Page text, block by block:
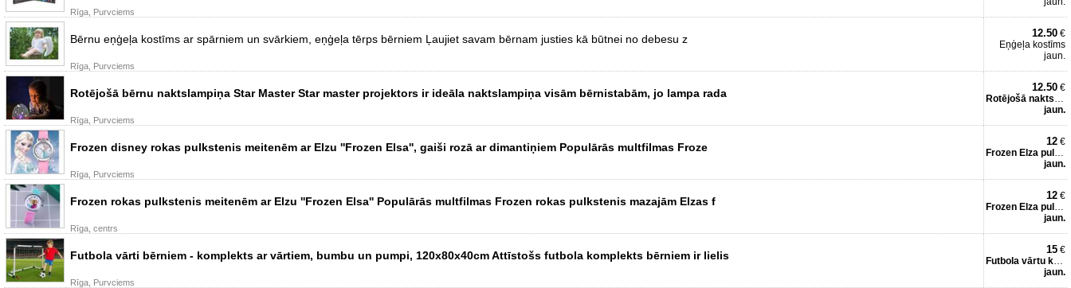
Rīga, Purvciems
Bērnu eņģeļa kostīms ar spārniem un svārkiem, eņģeļa tērps bērniem Ļaujiet savam bērnam justies kā būtnei no debesu z
Rīga, Purvciems
12.50 €
Eņģeļa kostīms
jaun.
Rotējošā bērnu naktslampiņa Star Master Star master projektors ir ideāla naktslampiņa visām bērnistabām, jo lampa rada
Rīga, Purvciems
12.50 €
Rotējošā naktslampiņa
jaun.
Frozen disney rokas pulkstenis meitenēm ar Elzu ''Frozen Elsa'', gaiši rozā ar dimantiņiem Populārās multfilmas Froze
Rīga, Purvciems
12 €
Frozen Elza pulkstenītis
jaun.
Frozen rokas pulkstenis meitenēm ar Elzu ''Frozen Elsa'' Populārās multfilmas Frozen rokas pulkstenis mazajām Elzas f
Rīga, centrs
12 €
Frozen Elza pulkstenītis
jaun.
Futbola vārti bērniem - komplekts ar vārtiem, bumbu un pumpi, 120x80x40cm Attīstošs futbola komplekts bērniem ir lielis
Rīga, Purvciems
15 €
Futbola vārtu komplekts
jaun.